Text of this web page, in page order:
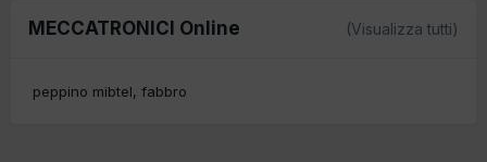
MECCATRONICI Online (Visualizza tutti)
peppino mibtel fabbro